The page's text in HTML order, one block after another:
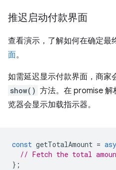
推迟启动付款界面
查看演示，了解如何在确定最
面。
如需延迟显示付款界面，商家
show() 方法。在 promise 解
览器会显示加载指示器。
const getTotalAmount =
// Fetch the total
};